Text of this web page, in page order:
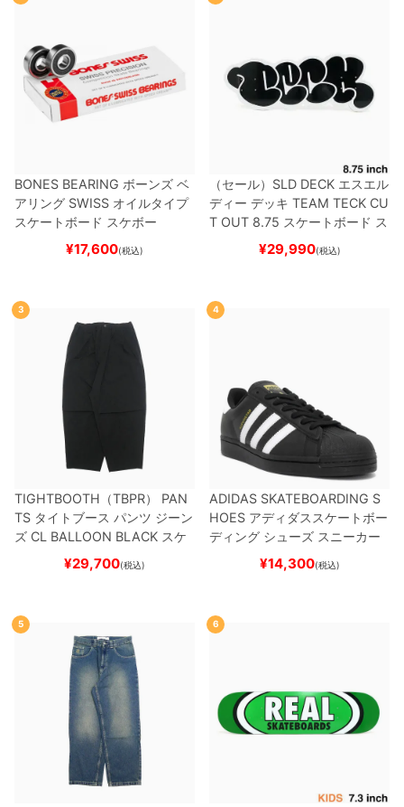
BONES BEARING ボーンズ ベ
アリング SWISS オイルタイプ
スケートボード スケボー
¥17,600(税込)
（セール） SLD DECK エスエル
ディー デッキ TEAM TECK CU
T OUT 8.75 スケートボード ス
¥29,990(税込)
3
TIGHTBOOTH（TBPR） PAN
TS タイトブース パンツ ジーン
ズ CL BALLOON BLACK スケ
ートボード スケボー
¥29,700(税込)
4
ADIDAS SKATEBOARDING S
HOES アディダススケートボー
ディング シューズ スニーカー
スーパースター SUPERSTAR A
BLACK/WHITE/WHITE
ー
¥14,300(税込)
5 6